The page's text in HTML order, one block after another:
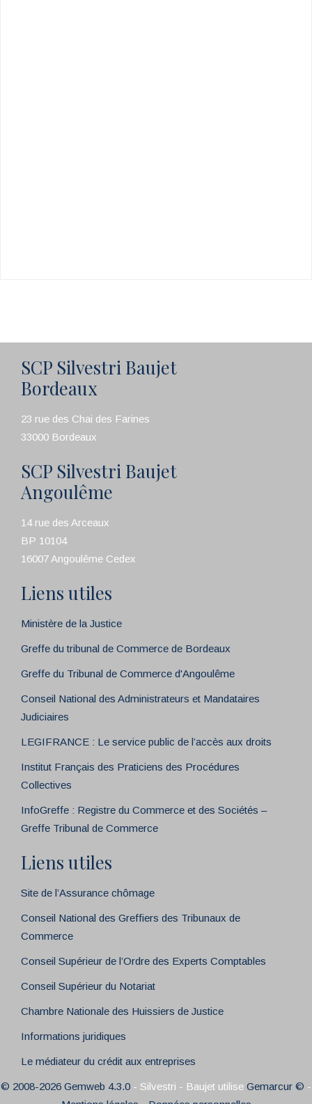
SCP Silvestri Baujet
Bordeaux
23 rue des Chai des Farines
33000 Bordeaux
SCP Silvestri Baujet
Angoulême
14 rue des Arceaux
BP 10104
16007 Angoulême Cedex
Liens utiles
Ministère de la Justice
Greffe du tribunal de Commerce de Bordeaux
Greffe du Tribunal de Commerce d'Angoulême
Conseil National des Administrateurs et Mandataires
Judiciaires
LEGIFRANCE : Le service public de l’accès aux droits
Institut Français des Praticiens des Procédures
Collectives
InfoGreffe : Registre du Commerce et des Sociétés –
Greffe Tribunal de Commerce
Liens utiles
Site de l’Assurance chômage
Conseil National des Greffiers des Tribunaux de
Commerce
Conseil Supérieur de l’Ordre des Experts Comptables
Conseil Supérieur du Notariat
Chambre Nationale des Huissiers de Justice
Informations juridiques
Le médiateur du crédit aux entreprises
© 2008-2026 Gemweb 4.3.0 - Silvestri - Baujet utilise Gemarcur © -